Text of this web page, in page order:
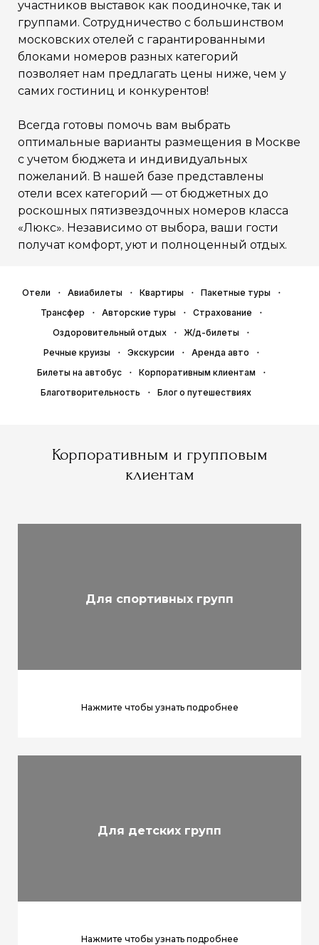
участников выставок как поодиночке, так и
группами. Сотрудничество с большинством
московских отелей с гарантированными
блоками номеров разных категорий
позволяет нам предлагать цены ниже, чем у
самих гостиниц и конкурентов!
Всегда готовы помочь вам выбрать
оптимальные варианты размещения в Москве
с учетом бюджета и индивидуальных
пожеланий. В нашей базе представлены
отели всех категорий — от бюджетных до
роскошных пятизвездочных номеров класса
«Люкс». Независимо от выбора, ваши гости
получат комфорт, уют и полноценный отдых.
Отели Авиабилеты Квартиры
Пакетные туры
Трансфер
Авторские туры
Страхование
Оздоровительный отдых
Ж/д-билеты
Речные круизы
Экскурсии
Аренда авто
Билеты на автобус
Корпоративным клиентам
Благотворительность
Блог о путешествиях
Корпоративным и групповым
клиентам
Для спортивных групп
Нажмите чтобы узнать подробнее
Для детских групп
Нажмите чтобы узнать подробнее